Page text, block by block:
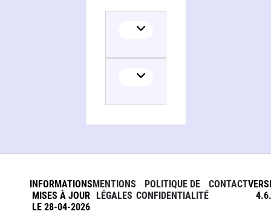
INFORMATIONS
MISES À JOUR
LE 28-04-2026
MENTIONS
LÉGALES
POLITIQUE DE
CONFIDENTIALITÉ
CONTACT